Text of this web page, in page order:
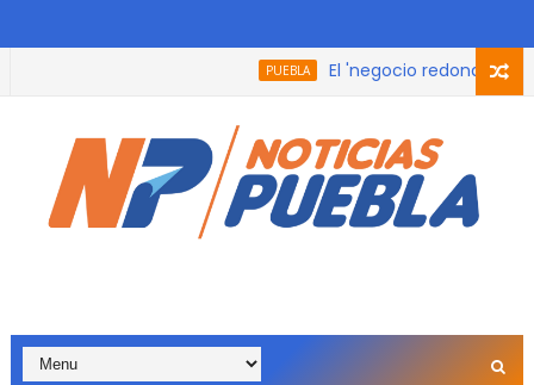
PUEBLA
El 'negocio redondo' de las